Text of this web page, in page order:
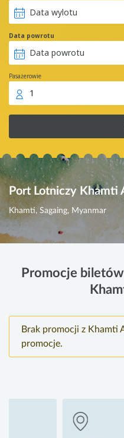
Data powrotu
Pasażerowie
1
Port Lotniczy Khamti
Khamti, Sagaing, Myanmar
Promocje
Brak promocji z Khamti
promocje.